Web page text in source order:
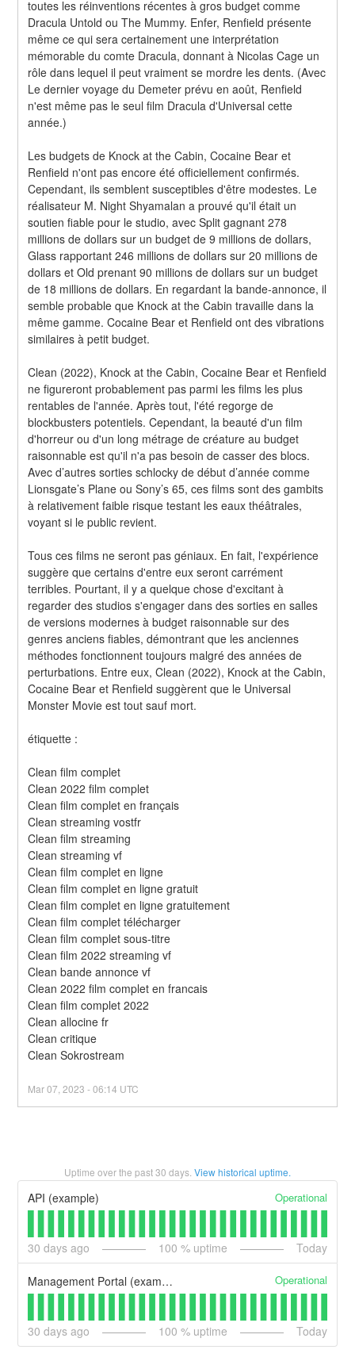
toutes les réinventions récentes à gros budget comme
Dracula Untold ou The Mummy. Enfer, Renfield présente
même ce qui sera certainement une interprétation
mémorable du comte Dracula, donnant à Nicolas Cage un
rôle dans lequel il peut vraiment se mordre les dents. (Avec
Le dernier voyage du Demeter prévu en août, Renfield
n'est même pas le seul film Dracula d'Universal cette
année.)
Les budgets de Knock at the Cabin, Cocaine Bear et
Renfield n'ont pas encore été officiellement confirmés.
Cependant, ils semblent susceptibles d'être modestes. Le
réalisateur M. Night Shyamalan a prouvé qu'il était un
soutien fiable pour le studio, avec Split gagnant 278
millions de dollars sur un budget de 9 millions de dollars,
Glass rapportant 246 millions de dollars sur 20 millions de
dollars et Old prenant 90 millions de dollars sur un budget
de 18 millions de dollars. En regardant la bande-annonce, il
semble probable que Knock at the Cabin travaille dans la
même gamme. Cocaine Bear et Renfield ont des vibrations
similaires à petit budget.
Clean (2022), Knock at the Cabin, Cocaine Bear et Renfield
ne figureront probablement pas parmi les films les plus
rentables de l'année. Après tout, l'été regorge de
blockbusters potentiels. Cependant, la beauté d'un film
d'horreur ou d'un long métrage de créature au budget
raisonnable est qu'il n'a pas besoin de casser des blocs.
Avec d’autres sorties schlocky de début d’année comme
Lionsgate’s Plane ou Sony’s 65, ces films sont des gambits
à relativement faible risque testant les eaux théâtrales,
voyant si le public revient.
Tous ces films ne seront pas géniaux. En fait, l'expérience
suggère que certains d'entre eux seront carrément
terribles. Pourtant, il y a quelque chose d'excitant à
regarder des studios s'engager dans des sorties en salles
de versions modernes à budget raisonnable sur des
genres anciens fiables, démontrant que les anciennes
méthodes fonctionnent toujours malgré des années de
perturbations. Entre eux, Clean (2022), Knock at the Cabin,
Cocaine Bear et Renfield suggèrent que le Universal
Monster Movie est tout sauf mort.
étiquette :
Clean film complet
Clean 2022 film complet
Clean film complet en français
Clean streaming vostfr
Clean film streaming
Clean streaming vf
Clean film complet en ligne
Clean film complet en ligne gratuit
Clean film complet en ligne gratuitement
Clean film complet télécharger
Clean film complet sous-titre
Clean film 2022 streaming vf
Clean bande annonce vf
Clean 2022 film complet en francais
Clean film complet 2022
Clean allocine fr
Clean critique
Clean Sokrostream
Mar07 ,2023 -06:14 UTC
Uptime over the past30 days. View historical uptime.
API (example) Operational
30 days ago 100 % uptime Today
Management Portal (example) Operational
30 days ago 100 % uptime Today